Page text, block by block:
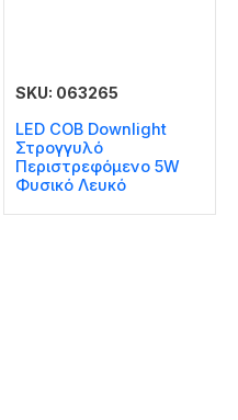
SKU: 063265
LED COB Downlight
Στρογγυλό
Περιστρεφόμενο 5W
Φυσικό Λευκό